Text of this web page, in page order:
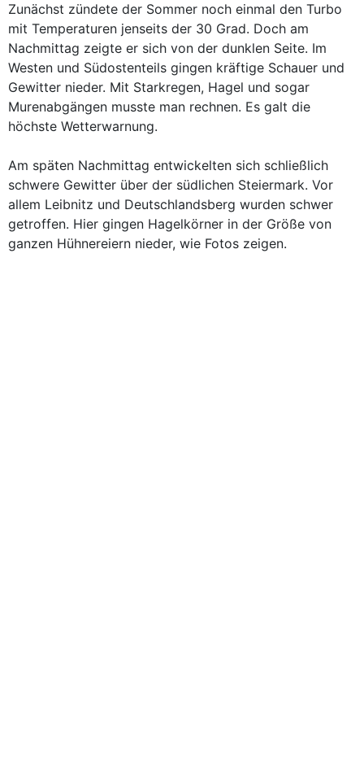
Zunächst zündete der Sommer noch einmal den Turbo
mit Temperaturen jenseits der 30 Grad. Doch am
Nachmittag zeigte er sich von der dunklen Seite. Im
Westen und Südostenteils gingen kräftige Schauer und
Gewitter nieder. Mit Starkregen, Hagel und sogar
Murenabgängen musste man rechnen. Es galt die
höchste Wetterwarnung.
Am späten Nachmittag entwickelten sich schließlich
schwere Gewitter über der südlichen Steiermark. Vor
allem Leibnitz und Deutschlandsberg wurden schwer
getroffen. Hier gingen Hagelkörner in der Größe von
ganzen Hühnereiern nieder, wie Fotos zeigen.